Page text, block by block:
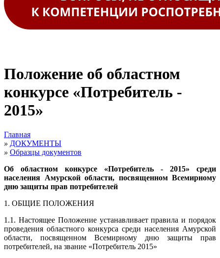
Положение об областном
конкурсе «Потребитель -
2015»
Главная
» ДОКУМЕНТЫ
» Образцы документов
Об областном конкурсе «Потребитель - 2015» среди
населения Амурской области, посвященном Всемирному
дню защиты прав потребителей
1. ОБЩИЕ ПОЛОЖЕНИЯ
1.1. Настоящее Положение устанавливает правила и порядок
проведения областного конкурса среди населения Амурской
области, посвященном Всемирному дню защиты прав
потребителей, на звание «Потребитель 2015»